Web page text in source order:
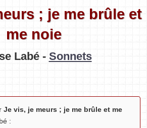
; je me brûle et
me noie
Labé - Sonnets
Je vis, je meurs ; je me brûle et me
: